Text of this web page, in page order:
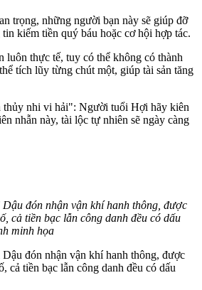
trọng, những người bạn này sẽ giúp đỡ
kiếm tiền quý báu hoặc cơ hội hợp tác.
luôn thực tế, tuy có thể không có thành
tích lũy từng chút một, giúp tài sản tăng
nhi vi hải": Người tuổi Hợi hãy kiên
nhẫn này, tài lộc tự nhiên sẽ ngày càng
đón nhận vận khí hanh thông, được
cả tiền bạc lẫn công danh đều có dấu
minh họa
đón nhận vận khí hanh thông, được
cả tiền bạc lẫn công danh đều có dấu